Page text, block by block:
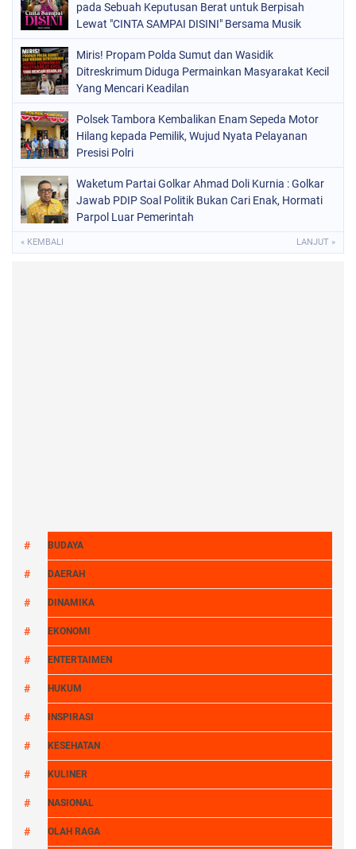
pada Sebuah Keputusan Berat untuk Berpisah
Lewat "CINTA SAMPAI DISINI" Bersama Musik
Miris! Propam Polda Sumut dan Wasidik
Ditreskrimum Diduga Permainkan Masyarakat Kecil
Yang Mencari Keadilan
Polsek Tambora Kembalikan Enam Sepeda Motor
Hilang kepada Pemilik, Wujud Nyata Pelayanan
Presisi Polri
Waketum Partai Golkar Ahmad Doli Kurnia : Golkar
Jawab PDIP Soal Politik Bukan Cari Enak, Hormati
Parpol Luar Pemerintah
« KEMBALI LANJUT »
BUDAYA
DAERAH
DINAMIKA
EKONOMI
ENTERTAIMEN
HUKUM
INSPIRASI
KESEHATAN
KULINER
NASIONAL
OLAH RAGA